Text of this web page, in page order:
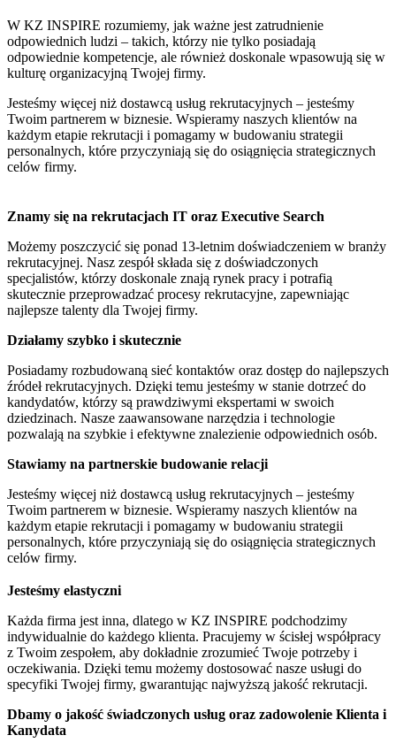
W KZ INSPIRE rozumiemy, jak ważne jest zatrudnienie
odpowiednich ludzi – takich, którzy nie tylko posiadają
odpowiednie kompetencje, ale również doskonale wpasowują się w
kulturę organizacyjną Twojej firmy.
Jesteśmy więcej niż dostawcą usług rekrutacyjnych – jesteśmy
Twoim partnerem w biznesie. Wspieramy naszych klientów na
każdym etapie rekrutacji i pomagamy w budowaniu strategii
personalnych, które przyczyniają się do osiągnięcia strategicznych
celów firmy.
Znamy się na rekrutacjach IT oraz Executive Search
Możemy poszczycić się ponad 13-letnim doświadczeniem w branży
rekrutacyjnej. Nasz zespół składa się z doświadczonych
specjalistów, którzy doskonale znają rynek pracy i potrafią
skutecznie przeprowadzać procesy rekrutacyjne, zapewniając
najlepsze talenty dla Twojej firmy.
Działamy szybko i skutecznie
Posiadamy rozbudowaną sieć kontaktów oraz dostęp do najlepszych
źródeł rekrutacyjnych. Dzięki temu jesteśmy w stanie dotrzeć do
kandydatów, którzy są prawdziwymi ekspertami w swoich
dziedzinach. Nasze zaawansowane narzędzia i technologie
pozwalają na szybkie i efektywne znalezienie odpowiednich osób.
Stawiamy na partnerskie budowanie relacji
Jesteśmy więcej niż dostawcą usług rekrutacyjnych – jesteśmy
Twoim partnerem w biznesie. Wspieramy naszych klientów na
każdym etapie rekrutacji i pomagamy w budowaniu strategii
personalnych, które przyczyniają się do osiągnięcia strategicznych
celów firmy.
Jesteśmy elastyczni
Każda firma jest inna, dlatego w KZ INSPIRE podchodzimy
indywidualnie do każdego klienta. Pracujemy w ścisłej współpracy
z Twoim zespołem, aby dokładnie zrozumieć Twoje potrzeby i
oczekiwania. Dzięki temu możemy dostosować nasze usługi do
specyfiki Twojej firmy, gwarantując najwyższą jakość rekrutacji.
Dbamy o jakość świadczonych usług oraz zadowolenie Klienta i
Kanydata